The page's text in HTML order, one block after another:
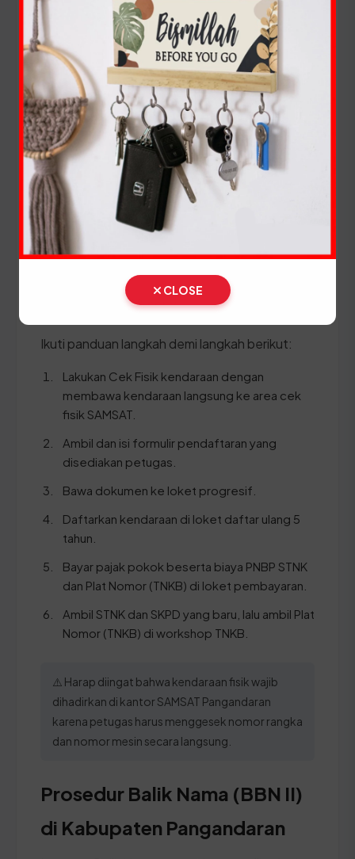
Pangandaran berjalan tanpa hambatan.
Panduan Pajak 5 Tahunan
(Ganti Plat) di Jawa Barat
Setiap lima tahun, pemilik kendaraan wajib
melakukan pergantian pelat nomor dan cek fisik
kendaraan. Siapkan dokumen tambahan ini:
STNK asli
SKPD asli
BPKB asli & copy
Ikuti panduan langkah demi langkah berikut:
Lakukan Cek Fisik kendaraan dengan
membawa kendaraan langsung ke area cek
fisik SAMSAT.
Ambil dan isi formulir pendaftaran yang
disediakan petugas.
Bawa dokumen ke loket progresif.
Daftarkan kendaraan di loket daftar ulang 5
tahun.
Bayar pajak pokok beserta biaya PNBP STNK
dan Plat Nomor (TNKB) di loket pembayaran.
Ambil STNK dan SKPD yang baru, lalu ambil Plat
Nomor (TNKB) di workshop TNKB.
⚠️ Harap diingat bahwa kendaraan fisik wajib
dihadirkan di kantor SAMSAT Pangandaran
karena petugas harus menggesek nomor rangka
dan nomor mesin secara langsung.
Prosedur Balik Nama (BBN II)
di Kabupaten Pangandaran
CLOSE